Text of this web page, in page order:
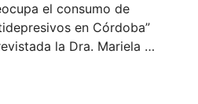
el consumo de
en Córdoba”
la Dra. Mariela …